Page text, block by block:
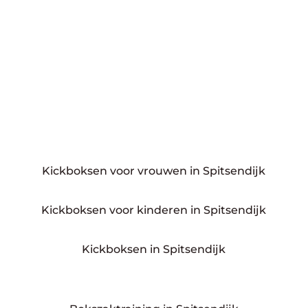
Kickboksen voor vrouwen in Spitsendijk
Kickboksen voor kinderen in Spitsendijk
Kickboksen in Spitsendijk